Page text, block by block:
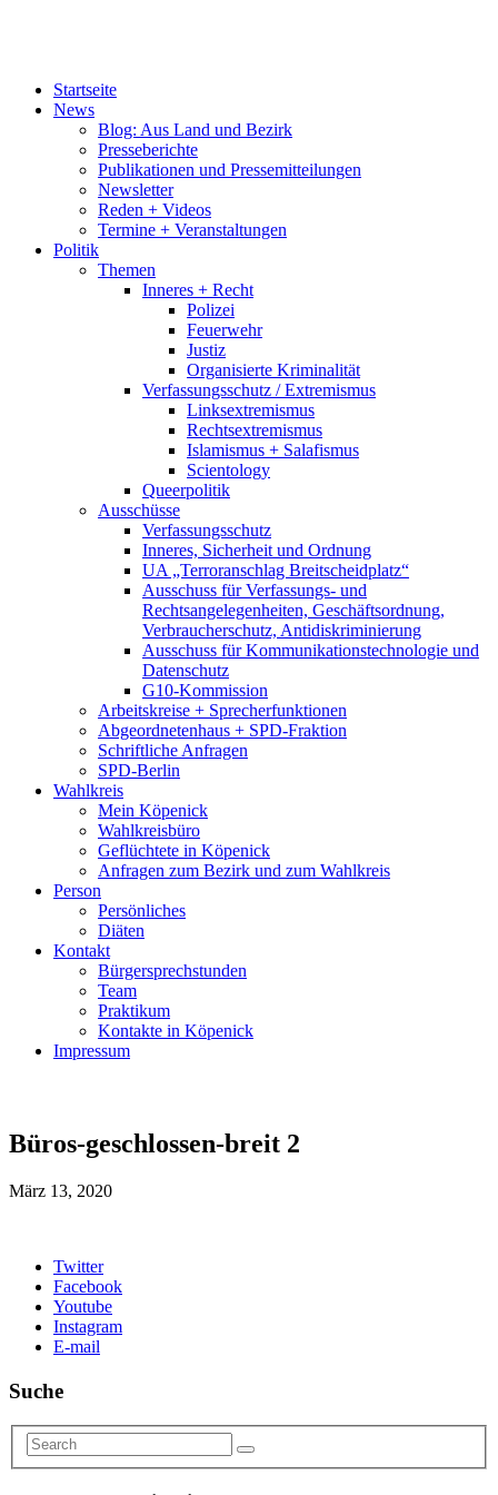
Startseite
News
Blog: Aus Land und Bezirk
Presseberichte
Publikationen und Pressemitteilungen
Newsletter
Reden + Videos
Termine + Veranstaltungen
Politik
Themen
Inneres + Recht
Polizei
Feuerwehr
Justiz
Organisierte Kriminalität
Verfassungsschutz / Extremismus
Linksextremismus
Rechtsextremismus
Islamismus + Salafismus
Scientology
Queerpolitik
Ausschüsse
Verfassungsschutz
Inneres, Sicherheit und Ordnung
UA „Terroranschlag Breitscheidplatz“
Ausschuss für Verfassungs- und
Rechtsangelegenheiten, Geschäftsordnung,
Verbraucherschutz, Antidiskriminierung
Ausschuss für Kommunikationstechnologie und
Datenschutz
G10-Kommission
Arbeitskreise + Sprecherfunktionen
Abgeordnetenhaus + SPD-Fraktion
Schriftliche Anfragen
SPD-Berlin
Wahlkreis
Mein Köpenick
Wahlkreisbüro
Geflüchtete in Köpenick
Anfragen zum Bezirk und zum Wahlkreis
Person
Persönliches
Diäten
Kontakt
Bürgersprechstunden
Team
Praktikum
Kontakte in Köpenick
Impressum
Büros-geschlossen-breit 2
März 13, 2020
Twitter
Facebook
Youtube
Instagram
E-mail
Suche